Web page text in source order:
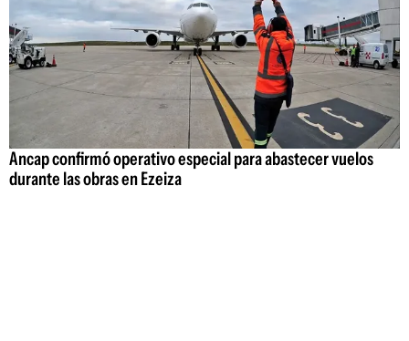
Ancap confirmó operativo especial para abastecer vuelos
durante las obras en Ezeiza